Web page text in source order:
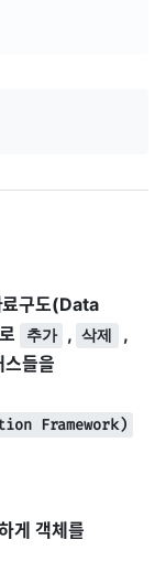
료구도(Data
추가 , 삭제 ,
스들을
Framework)
게 객체를